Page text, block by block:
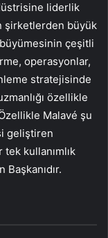
liderlik
şirketlerden büyük
çeşitli
operasyonlar,
stratejisinde
özellikle
Malavé şu
geliştiren
tek kullanımlık
Başkanıdır.